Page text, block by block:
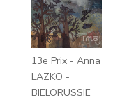
13e Prix - Anna
LAZKO -
BIELORUSSIE